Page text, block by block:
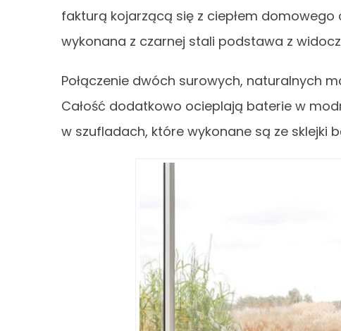
fakturą kojarzącą się z ciepłem
wykonana z czarnej stali podstawa z
Połączenie dwóch surowych, naturalnych
Całość dodatkowo ocieplają baterie w
w szufladach, które wykonane są ze sklejki